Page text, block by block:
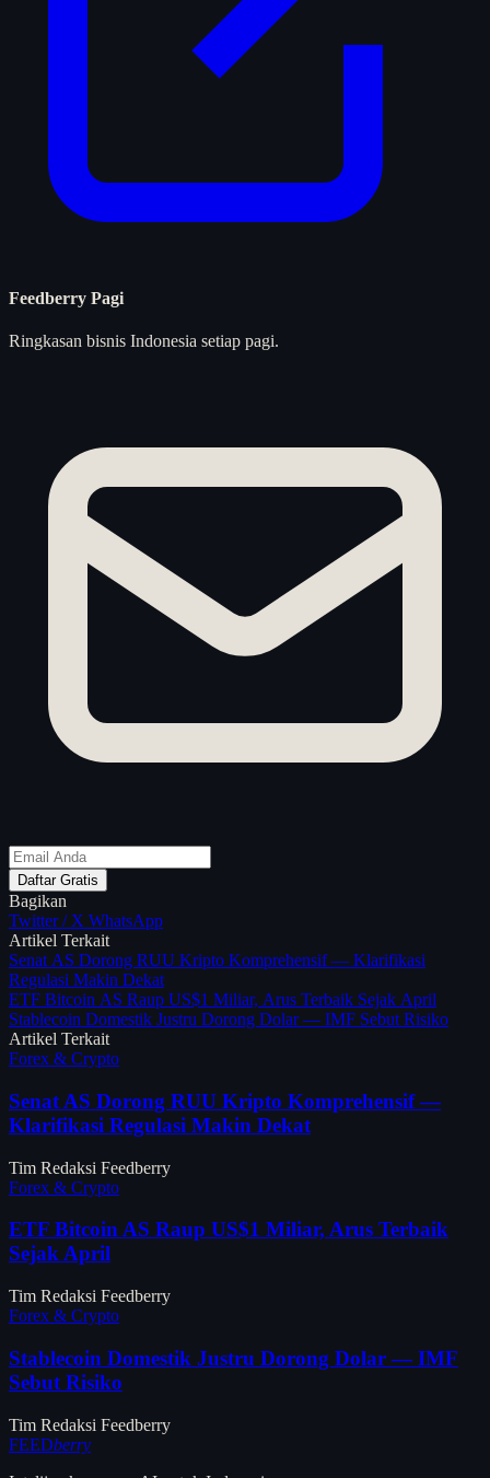
Feedberry Pagi
Ringkasan bisnis Indonesia setiap pagi.
Daftar Gratis
Bagikan
Twitter / X WhatsApp
Artikel Terkait
Senat AS Dorong RUU Kripto Komprehensif — Klarifikasi
Regulasi Makin Dekat
ETF Bitcoin AS Raup US$1 Miliar, Arus Terbaik Sejak April
Stablecoin Domestik Justru Dorong Dolar — IMF Sebut Risiko
Artikel Terkait
Forex & Crypto
Senat AS Dorong RUU Kripto Komprehensif —
Klarifikasi Regulasi Makin Dekat
Tim Redaksi Feedberry
Forex & Crypto
ETF Bitcoin AS Raup US$1 Miliar, Arus Terbaik
Sejak April
Tim Redaksi Feedberry
Forex & Crypto
Stablecoin Domestik Justru Dorong Dolar — IMF
Sebut Risiko
Tim Redaksi Feedberry
FEEDberry